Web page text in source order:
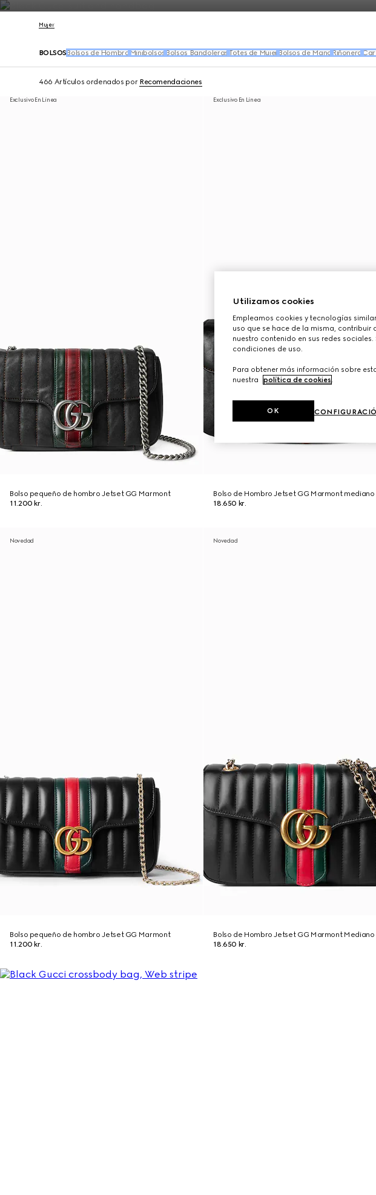
Póngase en contacto con nosotros
Mujer
BOLSOS Bolsos de Hombro Minibolsos Bolsos Bandoleras Totes de Mujer Bolsos de Mano Riñonera
466 Artículos ordenados por Recomendaciones
Exclusivo En Línea
Bolso pequeño de hombro Jetset GG Marmont
11.200 kr.
Exclusivo En Línea
Bolso de Hombro Jetset GG Marmont mediano
18.650 kr.
Novedad
Bolso pequeño de hombro Jetset GG Marmont
11.200 kr.
Novedad
Bolso de Hombro Jetset GG Marmont Mediano
18.650 kr.
Utilizamos cookies
Empleamos cookies y tecnologías
uso que se hace de la misma,
nuestro contenido en sus redes
condiciones de uso.
Para obtener más información sobre
nuestra
política de cookies.
OK